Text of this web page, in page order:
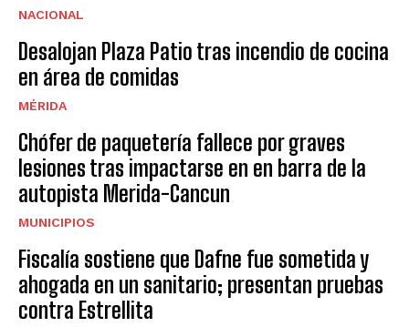
NACIONAL
Desalojan Plaza Patio tras incendio de cocina
en área de comidas
MÉRIDA
Chófer de paquetería fallece por graves
lesiones tras impactarse en en barra de la
autopista Merida-Cancun
MUNICIPIOS
Fiscalía sostiene que Dafne fue sometida y
ahogada en un sanitario; presentan pruebas
contra Estrellita